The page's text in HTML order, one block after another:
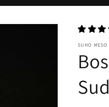
SUHO